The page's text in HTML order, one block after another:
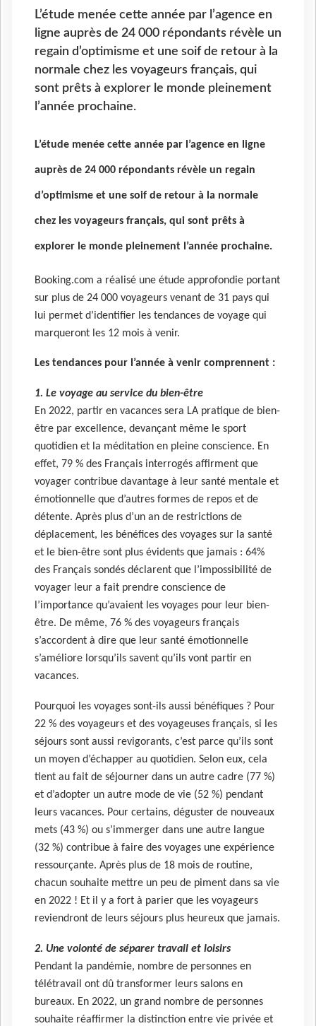
L’étude menée cette année par l’agence en
ligne auprès de 24 000 répondants révèle un
regain d’optimisme et une soif de retour à la
normale chez les voyageurs français, qui
sont prêts à explorer le monde pleinement
l’année prochaine.
L’étude menée cette année par l’agence en ligne
auprès de 24 000 répondants révèle un regain
d’optimisme et une soif de retour à la normale
chez les voyageurs français, qui sont prêts à
explorer le monde pleinement l’année prochaine.
Booking.com a réalisé une étude approfondie portant
sur plus de 24 000 voyageurs venant de 31 pays qui
lui permet d’identifier les tendances de voyage qui
marqueront les 12 mois à venir.
Les tendances pour l’année à venir comprennent :
1. Le voyage au service du bien-être
En 2022, partir en vacances sera LA pratique de bien-
être par excellence, devançant même le sport
quotidien et la méditation en pleine conscience. En
effet, 79 % des Français interrogés affirment que
voyager contribue davantage à leur santé mentale et
émotionnelle que d’autres formes de repos et de
détente. Après plus d’un an de restrictions de
déplacement, les bénéfices des voyages sur la santé
et le bien-être sont plus évidents que jamais : 64%
des Français sondés déclarent que l’impossibilité de
voyager leur a fait prendre conscience de
l’importance qu’avaient les voyages pour leur bien-
être. De même, 76 % des voyageurs français
s’accordent à dire que leur santé émotionnelle
s’améliore lorsqu’ils savent qu’ils vont partir en
vacances.
Pourquoi les voyages sont-ils aussi bénéfiques ? Pour
22 % des voyageurs et des voyageuses français, si les
séjours sont aussi revigorants, c’est parce qu’ils sont
un moyen d’échapper au quotidien. Selon eux, cela
tient au fait de séjourner dans un autre cadre (77 %)
et d’adopter un autre mode de vie (52 %) pendant
leurs vacances. Pour certains, déguster de nouveaux
mets (43 %) ou s’immerger dans une autre langue
(32 %) contribue à faire des voyages une expérience
ressourçante. Après plus de 18 mois de routine,
chacun souhaite mettre un peu de piment dans sa vie
en 2022 ! Et il y a fort à parier que les voyageurs
reviendront de leurs séjours plus heureux que jamais.
2. Une volonté de séparer travail et loisirs
Pendant la pandémie, nombre de personnes en
télétravail ont dû transformer leurs salons en
bureaux. En 2022, un grand nombre de personnes
souhaite réaffirmer la distinction entre vie privée et